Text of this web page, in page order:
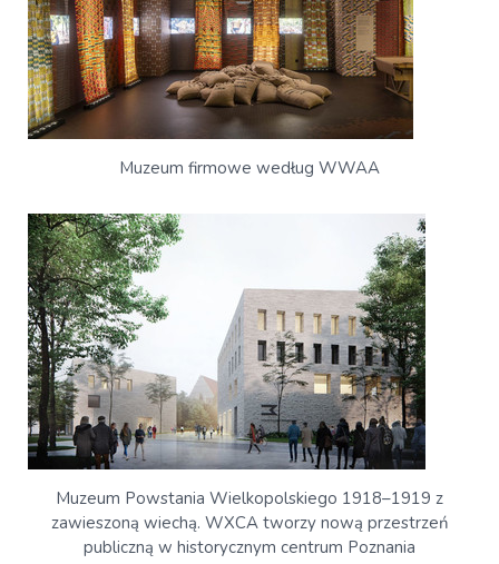
Muzeum firmowe według WWAA
Muzeum Powstania Wielkopolskiego 1918–1919 z
zawieszoną wiechą. WXCA tworzy nową przestrzeń
publiczną w historycznym centrum Poznania